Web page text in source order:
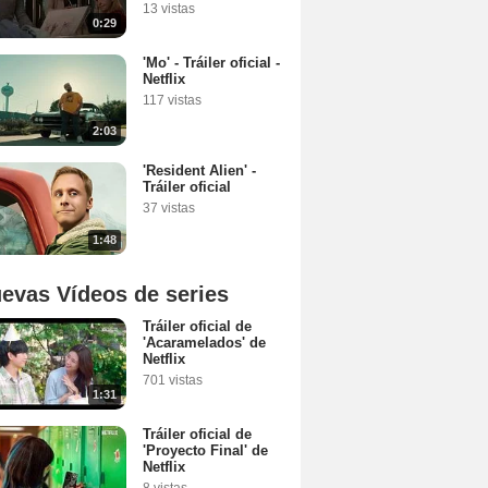
0:29
13 vistas
2:03
'Mo' - Tráiler oficial -
Netflix
117 vistas
1:48
'Resident Alien' -
Tráiler oficial
37 vistas
Vídeos de series
1:31
Tráiler oficial de
'Acaramelados' de
Netflix
701 vistas
Tráiler oficial de
'Proyecto Final' de
Netflix